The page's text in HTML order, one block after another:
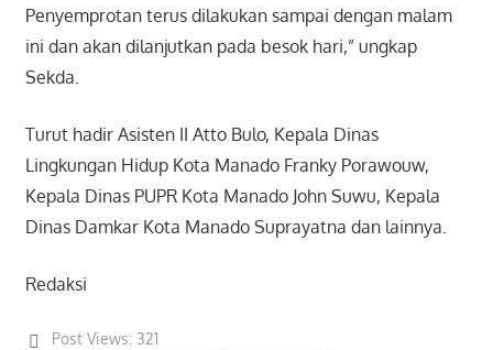
Penyemprotan terus dilakukan sampai dengan malam
ini dan akan dilanjutkan pada besok hari,” ungkap
Sekda.
Turut hadir Asisten II Atto Bulo, Kepala Dinas
Lingkungan Hidup Kota Manado Franky Porawouw,
Kepala Dinas PUPR Kota Manado John Suwu, Kepala
Dinas Damkar Kota Manado Suprayatna dan lainnya.
Redaksi
Post Views: 321